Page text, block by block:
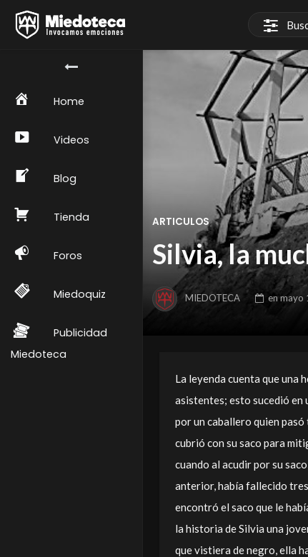
Home
Videos
Blog
Tienda
Foros
Miedoquiz
Publicidad
Miedoteca
ARTICULOS
Silvia, la
MIEDOTECA en mayo
La leyenda cuenta que una
asistentes; esto sucedió en
por un caballero quien
cubrió con su saco para
cuando al acudir por su
anterior, había fallecido
encontró el saco que le
la historia de Silvia una
que vistiera de negro, ella